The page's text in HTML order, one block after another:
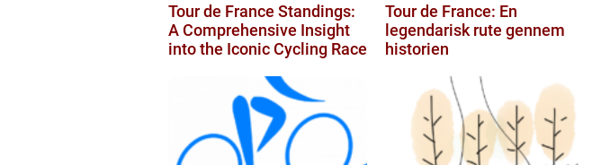
Tour de France Standings:
A Comprehensive Insight
into the Iconic Cycling Race
Tour de France: En
legendarisk rute gennem
historien